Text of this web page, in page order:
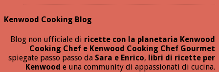
Kenwood Cooking Blog
Blog non ufficiale di ricette con la planetaria Kenwood
Cooking Chef e Kenwood Cooking Chef Gourmet
spiegate passo passo da Sara e Enrico, libri di ricette per
Kenwood e una community di appassionati di cucina.